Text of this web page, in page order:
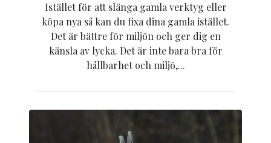
Istället för att slänga gamla verktyg eller
köpa nya så kan du fixa dina gamla istället.
Det är bättre för miljön och ger dig en
känsla av lycka. Det är inte bara bra för
hållbarhet och miljö,...